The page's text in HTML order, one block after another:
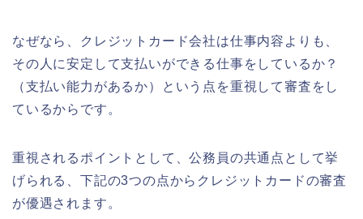
なぜなら、クレジットカード会社は仕事内容よりも、
その人に安定して支払いができる仕事をしているか？
（支払い能力があるか）という点を重視して審査をし
ているからです。
重視されるポイントとして、公務員の共通点として挙
げられる、下記の3つの点からクレジットカードの審査
が優遇されます。